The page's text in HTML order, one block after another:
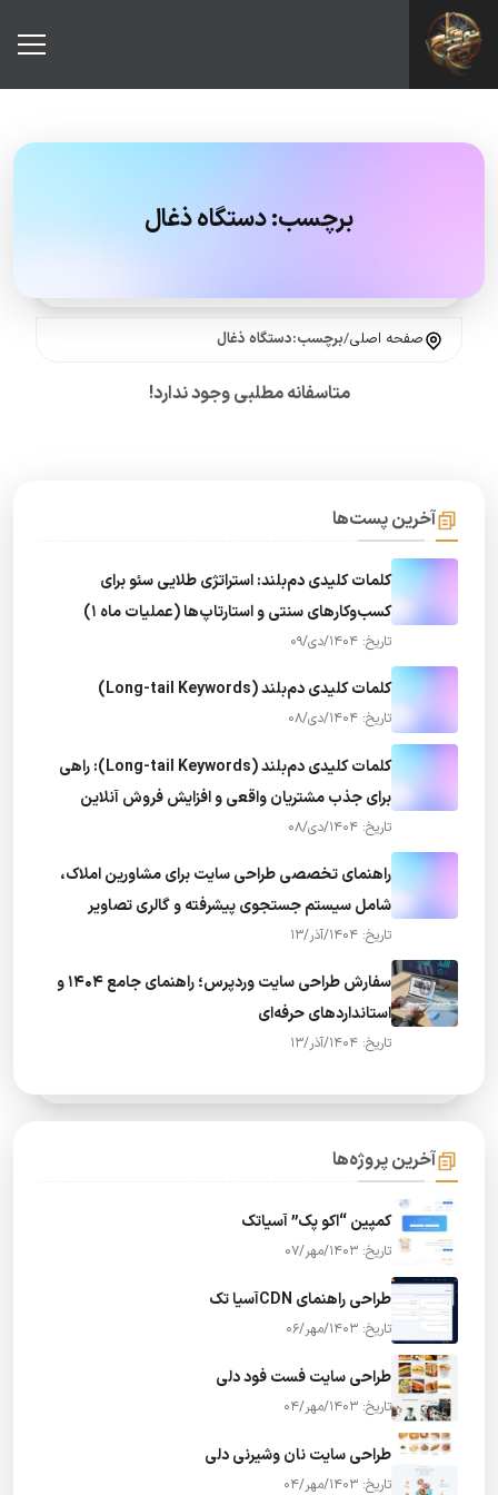
برچسب:دستگاه ذغال
صفحه اصلی/برچسب:دستگاه ذغال
متاسفانه مطلبی وجود ندارد!
آخرین پست‌ها
کلمات کلیدی دم‌بلند: استراتژی طلایی سئو برای
کسب‌وکارهای سنتی و استارتاپ‌ها (عملیات ماه 1)
تاریخ: 1404/دی/09
کلمات کلیدی دم‌بلند (Long-tail Keywords)
تاریخ: 1404/دی/08
کلمات کلیدی دم‌بلند (Long-tail Keywords): راهی
برای جذب مشتریان واقعی و افزایش فروش آنلاین
تاریخ: 1404/دی/08
راهنمای تخصصی طراحی سایت برای مشاورین املاک،
شامل سیستم جستجوی پیشرفته و گالری تصاویر
تاریخ: 1404/آذر/13
سفارش طراحی سایت وردپرس؛ راهنمای جامع ۱۴۰۴ و
استانداردهای حرفه‌ای
تاریخ: 1404/آذر/13
آخرین پروژه‌ها
کمپین “اکو پک” آسیاتک
تاریخ: 1403/مهر/07
طراحی راهنمای CDNآسیا تک
تاریخ: 1403/مهر/06
طراحی سایت فست فود دلی
تاریخ: 1403/مهر/04
طراحی سایت نان وشیرنی دلی
تاریخ: 1403/مهر/04